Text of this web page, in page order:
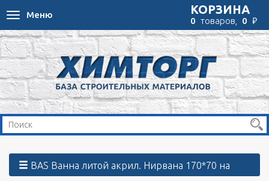
Toggle
navigation
Меню КОРЗИНА
0 товаров, 0 ₽